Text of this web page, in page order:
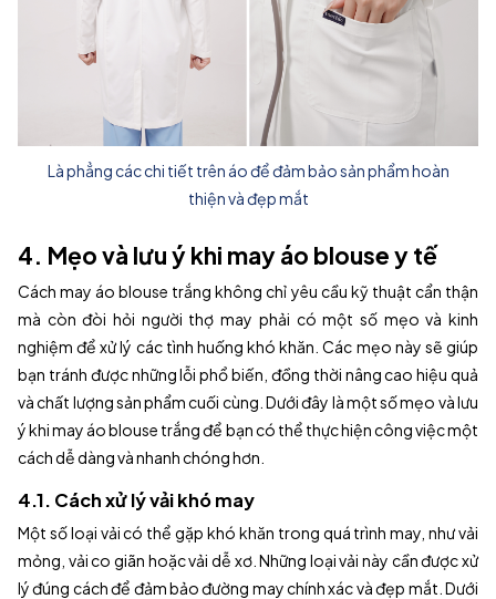
Là phẳng các chi tiết trên áo để đảm bảo sản phẩm hoàn
thiện và đẹp mắt
4. Mẹo và lưu ý khi may áo blouse y tế
Cách may áo blouse trắng không chỉ yêu cầu kỹ thuật cẩn thận
mà còn đòi hỏi người thợ may phải có một số mẹo và kinh
nghiệm để xử lý các tình huống khó khăn. Các mẹo này sẽ giúp
bạn tránh được những lỗi phổ biến, đồng thời nâng cao hiệu quả
và chất lượng sản phẩm cuối cùng. Dưới đây là một số mẹo và lưu
ý khi may áo blouse trắng để bạn có thể thực hiện công việc một
cách dễ dàng và nhanh chóng hơn.
4.1. Cách xử lý vải khó may
Một số loại vải có thể gặp khó khăn trong quá trình may, như vải
mỏng, vải co giãn hoặc vải dễ xơ. Những loại vải này cần được xử
lý đúng cách để đảm bảo đường may chính xác và đẹp mắt. Dưới